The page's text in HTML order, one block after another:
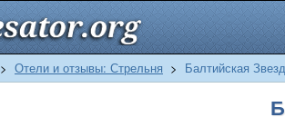
> Отели и отзывы: Стрельня > Балтийская